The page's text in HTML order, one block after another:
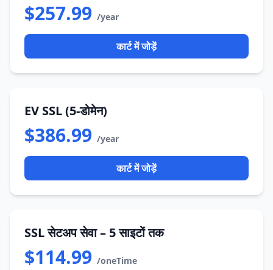
$257.99 /year
कार्ट में जोड़ें
EV SSL (5-डोमेन)
$386.99 /year
कार्ट में जोड़ें
SSL सेटअप सेवा – 5 साइटों तक
$114.99 /oneTime